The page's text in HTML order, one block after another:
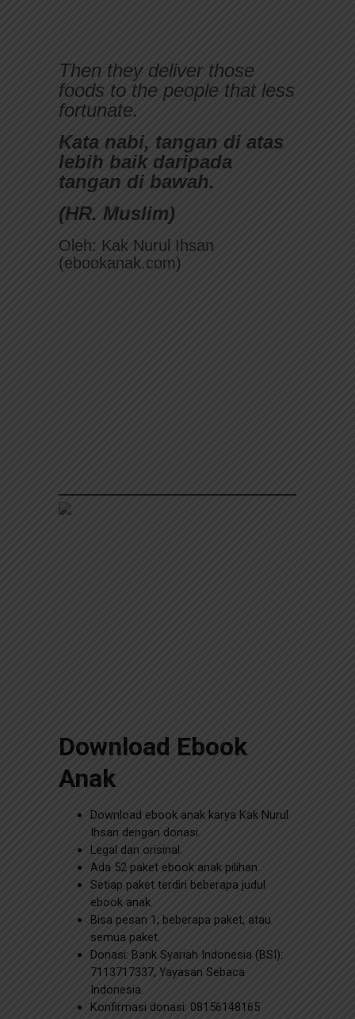
Then they deliver those
foods to the people that less
fortunate.
Kata nabi, tangan di atas
lebih baik daripada
tangan di bawah.
(HR. Muslim)
Oleh: Kak Nurul Ihsan
(ebookanak.com)